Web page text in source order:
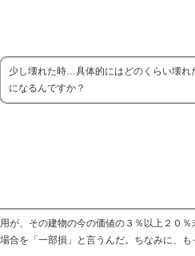
少し壊れた時…具体的にはどのくらい壊れ
になるんですか？
が、その建物の今の価値の３％以上２０
合を「一部損」と言うんだ。ちなみに、